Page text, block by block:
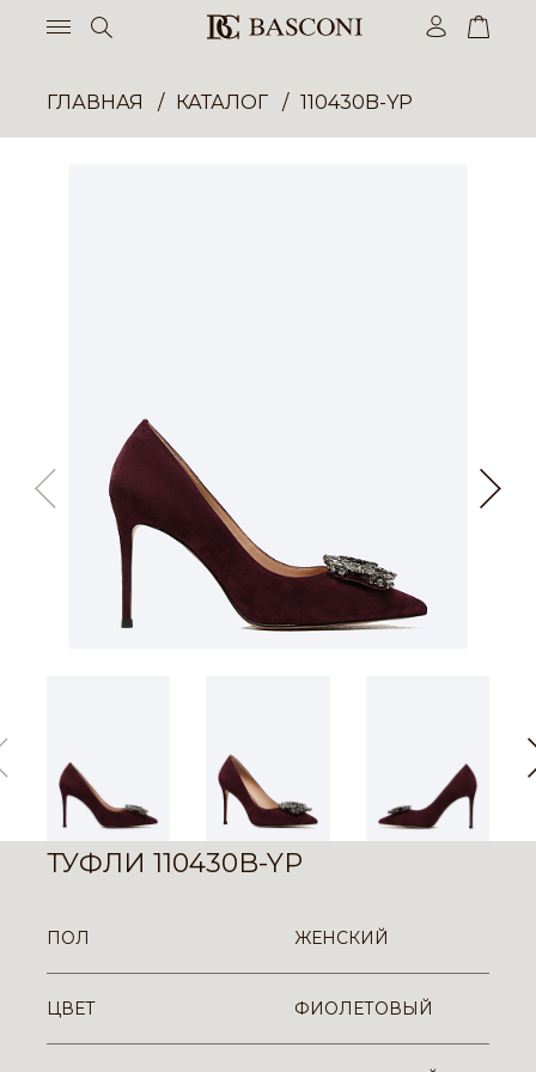
ГЛАВНАЯ КАТАЛОГ 110430B-YP
ТУФЛИ 110430B-YP
ПОЛ ЖЕНСКИЙ
ЦВЕТ ФИОЛЕТОВЫЙ